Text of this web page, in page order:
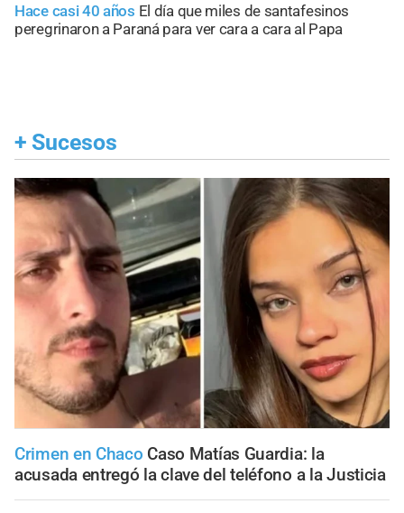
Hace casi 40 años El día que miles de santafesinos
peregrinaron a Paraná para ver cara a cara al Papa
+ Sucesos
Crimen en Chaco Caso Matías Guardia: la
acusada entregó la clave del teléfono a la Justicia